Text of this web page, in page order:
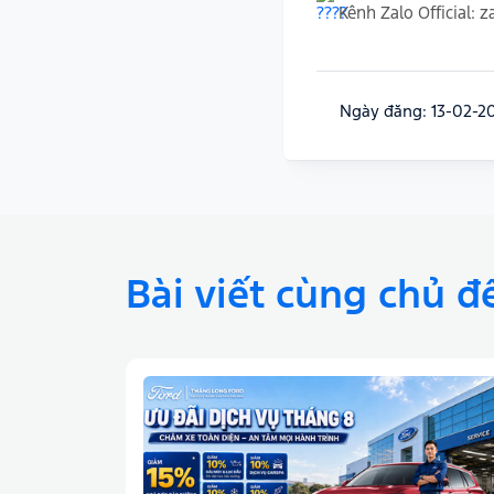
Kênh Zalo Official:
Ngày đăng: 13-02-
Bài viết cùng chủ